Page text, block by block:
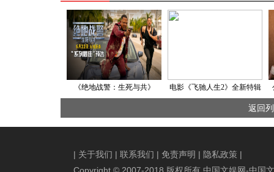
《绝地战警：生死与共》
重拳回归
电影《飞驰人生2》全新特辑
震撼揭秘实拍惊险赛车戏 韩
寒携沈腾魏翔贾冰喜剧人欢
返回
| 关于我们 | 联系我们 | 免责声明 | 隐私政策 |